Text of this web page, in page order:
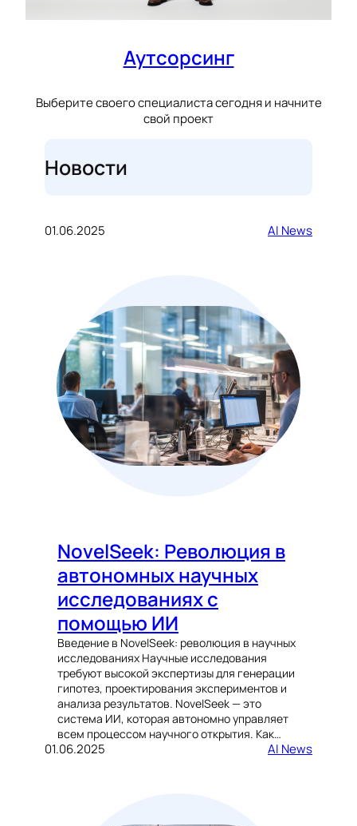
Аутсорсинг
Выберите своего специалиста сегодня и начните
свой проект
Новости
01.06.2025 AI News
NovelSeek: Революция в
автономных научных
исследованиях с
помощью ИИ
Введение в NovelSeek: революция в научных
исследованиях Научные исследования
требуют высокой экспертизы для генерации
гипотез, проектирования экспериментов и
анализа результатов. NovelSeek — это
система ИИ, которая автономно управляет
всем процессом научного открытия. Как…
01.06.2025 AI News